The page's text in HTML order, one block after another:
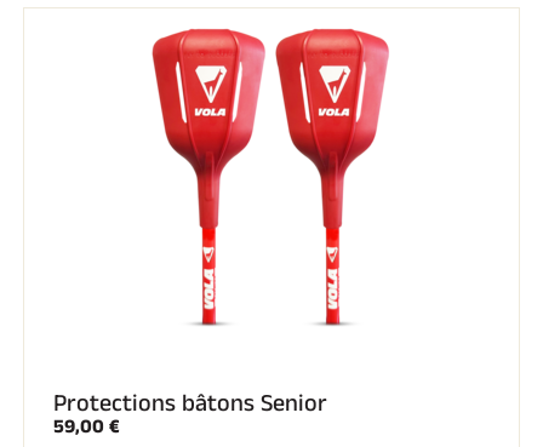
Protections bâtons Senior
59,00 €